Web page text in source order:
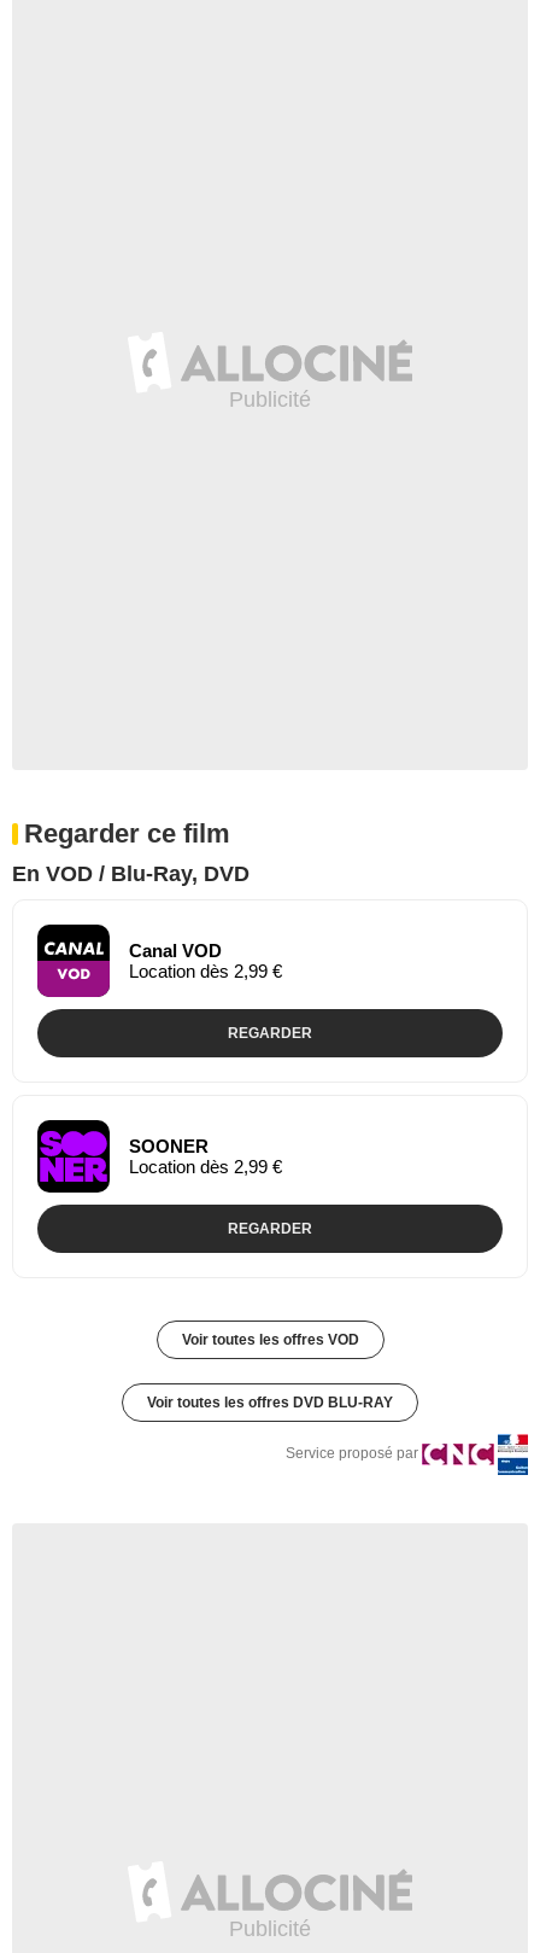
Regarder ce film
En VOD / Blu-Ray, DVD
Canal VOD
Location dès 2,99 €
REGARDER
SOONER
Location dès 2,99 €
REGARDER
Voir toutes les offres VOD
Voir toutes les offres DVD BLU-RAY
Service proposé par